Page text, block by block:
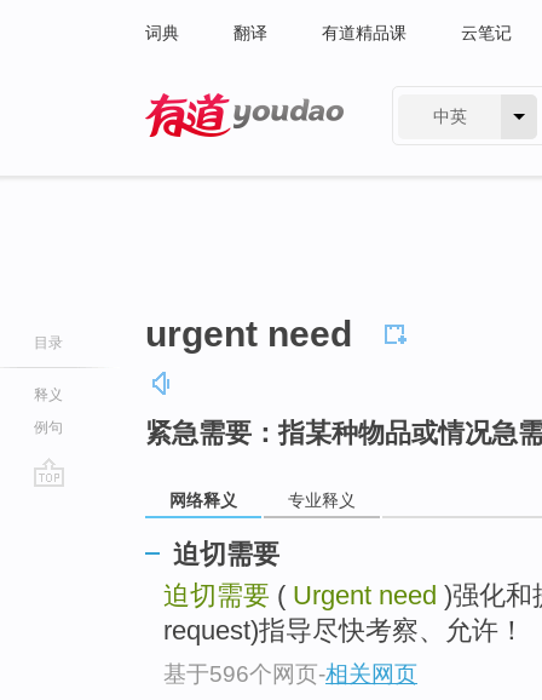
词典 翻译 有道精品课 云笔记
中英
目录
释义
例句
urgent need
紧急需要：指某种物品或情况急
网络释义 专业释义
迫切需要
迫切需要 ( Urgent need )强化和
request)指导尽快考察、允许！
基于596个网页-相关网页